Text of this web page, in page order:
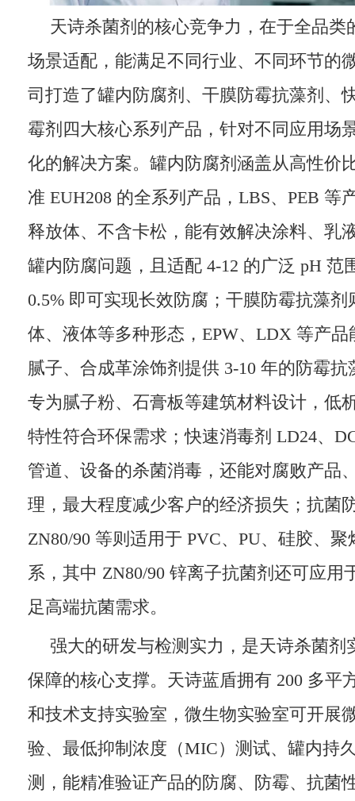
天诗杀菌剂的核心竞争力，在于全品类
场景适配，能满足不同行业、不同环节的
司打造了罐内防腐剂、干膜防霉抗藻剂、
霉剂四大核心系列产品，针对不同应用场
化的解决方案。罐内防腐剂涵盖从高性价
准 EUH208 的全系列产品，LBS、PEB 等
释放体、不含卡松，能有效解决涂料、乳
罐内防腐问题，且适配 4-12 的广泛 pH 范
0.5% 即可实现长效防腐；干膜防霉抗藻剂
体、液体等多种形态，EPW、LDX 等产
腻子、合成革涂饰剂提供 3-10 年的防霉抗
专为腻子粉、石膏板等建筑材料设计，低
特性符合环保需求；快速消毒剂 LD24、
管道、设备的杀菌消毒，还能对腐败产品
理，最大程度减少客户的经济损失；抗菌
ZN80/90 等则适用于 PVC、PU、硅胶、
系，其中 ZN80/90 锌离子抗菌剂还可应用
足高端抗菌需求。
强大的研发与检测实力，是天诗杀菌剂
保障的核心支撑。天诗蓝盾拥有 200 多平
和技术支持实验室，微生物实验室可开展
验、最低抑制浓度（MIC）测试、罐内持
测，能精准验证产品的防腐、防霉、抗菌